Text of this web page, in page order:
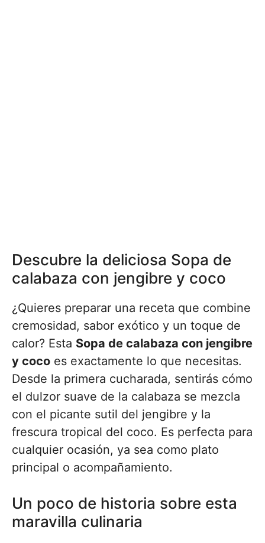
Descubre la deliciosa Sopa de
calabaza con jengibre y coco
¿Quieres preparar una receta que combine
cremosidad, sabor exótico y un toque de
calor? Esta Sopa de calabaza con jengibre
y coco es exactamente lo que necesitas.
Desde la primera cucharada, sentirás cómo
el dulzor suave de la calabaza se mezcla
con el picante sutil del jengibre y la
frescura tropical del coco. Es perfecta para
cualquier ocasión, ya sea como plato
principal o acompañamiento.
Un poco de historia sobre esta
maravilla culinaria